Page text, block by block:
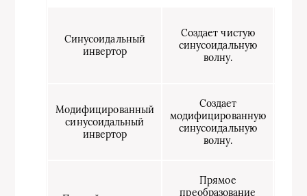
Синусоидальный
инвертор
Создает чистую
синусоидальную
волну.
Модифицированный
синусоидальный
инвертор
Создает
модифицированную
синусоидальную
волну.
Прямое
преобразование